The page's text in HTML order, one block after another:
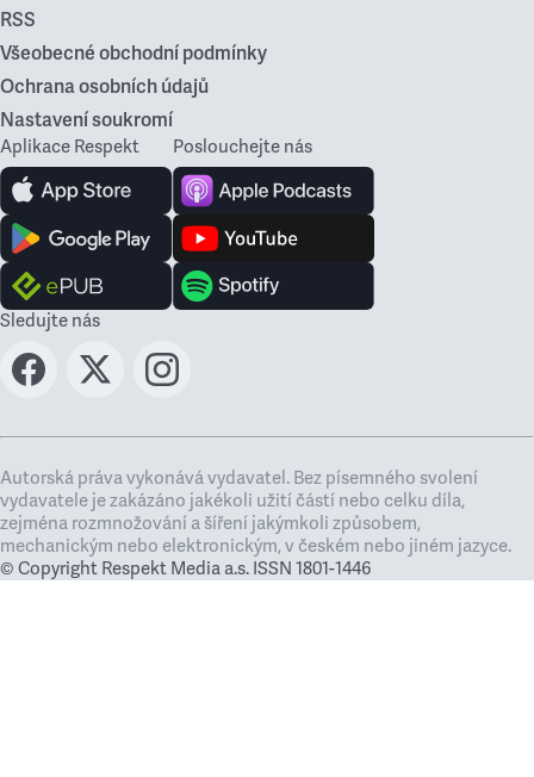
RSS
Všeobecné obchodní podmínky
Ochrana osobních údajů
Nastavení soukromí
Aplikace Respekt Poslouchejte nás
Sledujte nás
Autorská práva vykonává vydavatel. Bez písemného svolení
vydavatele je zakázáno jakékoli užití částí nebo celku díla,
zejména rozmnožování a šíření jakýmkoli způsobem,
mechanickým nebo elektronickým, v českém nebo jiném jazyce.
© Copyright Respekt Media a.s. ISSN 1801-1446